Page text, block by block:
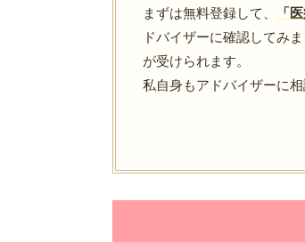
まずは無料登録して、 「
ドバイザーに確認してみ
が受けられます。
私自身もアドバイザーに